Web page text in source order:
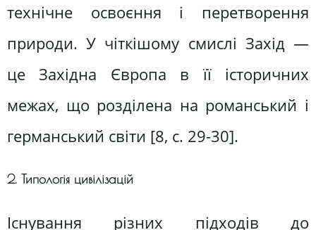
технічне освоєння і перетворення
природи. У чіткішому смислі Захід —
це Західна Європа в її історичних
межах, що розділена на романський і
германський світи [8, c. 29-30].
2. Типологія цивілізацій
Існування різних підходів до